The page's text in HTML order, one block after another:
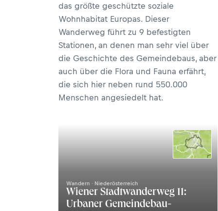
das größte geschützte soziale
Wohnhabitat Europas. Dieser
Wanderweg führt zu 9 befestigten
Stationen, an denen man sehr viel über
die Geschichte des Gemeindebaus, aber
auch über die Flora und Fauna erfährt,
die sich hier neben rund 550.000
Menschen angesiedelt hat.
Wandern · Niederösterreich
Wiener Stadtwanderweg 11:
Urbaner Gemeindebau-